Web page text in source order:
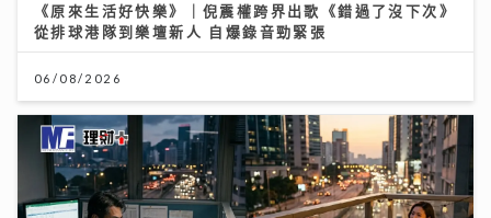
《原來生活好快樂》｜倪震權跨界出歌《錯過了沒下次》
從排球港隊到樂壇新人 自爆錄音勁緊張
06/08/2026